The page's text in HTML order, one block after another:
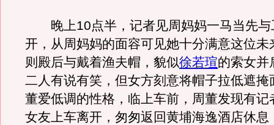
晚上10点半，记者见周妈妈一马当先与
开，从周妈妈的面容可见她十分满意这位未
则殿后与戴着渔夫帽，貌似徐若瑄的索女并
二人有说有笑，但女方刻意将帽子拉低遮掩
董爱低调的性格，临上车前，周董发现有记
女友上车离开，匆匆返回黄埔海逸酒店休息